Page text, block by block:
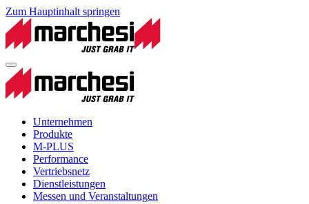
Zum Hauptinhalt springen
Unternehmen
Produkte
M-PLUS
Performance
Vertriebsnetz
Dienstleistungen
Messen und Veranstaltungen